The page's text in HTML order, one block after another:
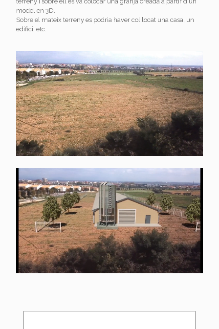
model en 3D.
Sobre el mateix terreny es podria haver col.locat una casa, un
edifici, etc.